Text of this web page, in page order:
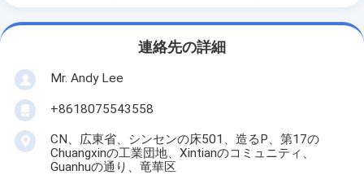
連絡先の詳細
Mr. Andy Lee
+8618075543558
CN、広東省、シンセンの床501、造るP、第17の
Chuangxinの工業団地、Xintianのコミュニティ、
Guanhuの通り、竜華区